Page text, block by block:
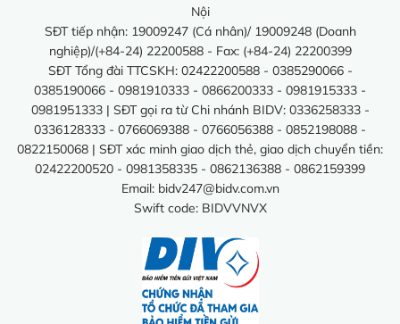
Nội
SĐT tiếp nhận: 19009247 (Cá nhân)/ 19009248 (Doanh
nghiệp)/(+84-24) 22200588 - Fax: (+84-24) 22200399
SĐT Tổng đài TTCSKH: 02422200588 - 0385290066 -
0385190066 - 0981910333 - 0866200333 - 0981915333 -
0981951333 | SĐT gọi ra từ Chi nhánh BIDV: 0336258333 -
0336128333 - 0766069388 - 0766056388 - 0852198088 -
0822150068 | SĐT xác minh giao dịch thẻ, giao dịch chuyển tiền:
02422200520 - 0981358335 - 0862136388 - 0862159399
Email: bidv247@bidv.com.vn
Swift code: BIDVVNVX